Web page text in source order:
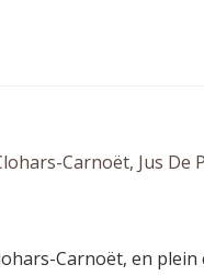
Carnoët, Jus De
Carnoët, en